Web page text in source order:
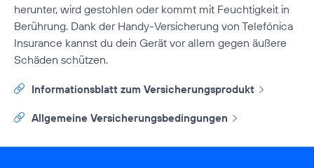
herunter, wird gestohlen oder kommt mit Feuchtigkeit in
Berührung. Dank der Handy-Versicherung von Telefónica
Insurance kannst du dein Gerät vor allem gegen äußere
Schäden schützen.
Informationsblatt zum Versicherungsprodukt
Allgemeine Versicherungsbedingungen